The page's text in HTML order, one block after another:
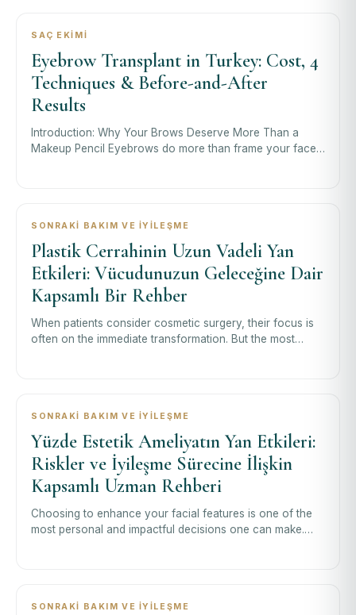
SAÇ EKIMI
Eyebrow Transplant in Turkey: Cost, 4
Techniques & Before-and-After
Results
Introduction: Why Your Brows Deserve More Than a
Makeup Pencil Eyebrows do more than frame your face
SONRAKI BAKIM VE İYILEŞME
Plastik Cerrahinin Uzun Vadeli Yan
Etkileri: Vücudunuzun Geleceğine Dair
Kapsamlı Bir Rehber
When patients consider cosmetic surgery, their focus is
often on the immediate transformation. But the most
SONRAKI BAKIM VE İYILEŞME
Yüzde Estetik Ameliyatın Yan Etkileri:
Riskler ve İyileşme Sürecine İlişkin
Kapsamlı Uzman Rehberi
Choosing to enhance your facial features is one of the
most personal and impactful decisions one can make.
SONRAKI BAKIM VE İYILEŞME